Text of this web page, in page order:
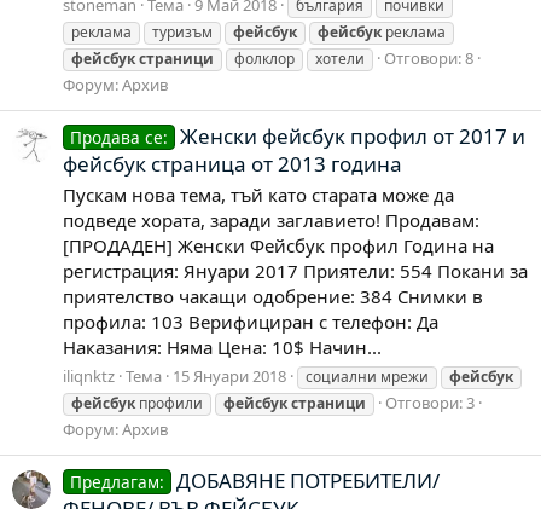
stoneman Тема 9 Май 2018 българия
почивки
реклама
туризъм фейсбук фейсбук реклама
фейсбукстраници фолклор хотели
Отговори: 8
Форум:Архив
Продава се: Женски фейсбук профил от 2017 и
фейсбук страница от 2013 година
Пускам нова тема, тъй като старата може да
подведе хората, заради заглавието! Продавам:
[ПРОДАДЕН] Женски Фейсбук профил Година на
регистрация: Януари 2017 Приятели: 554 Покани за
приятелство чакащи одобрение: 384 Снимки в
профила: 103 Верифициран с телефон: Да
Наказания: Няма Цена: 10$ Начин...
iliqnktz Тема 15 Януари 2018 социални мрежи
фейсбук
фейсбук профили фейсбукстраници
Отговори: 3
Форум:Архив
Предлагам: ДОБАВЯНЕ ПОТРЕБИТЕЛИ/